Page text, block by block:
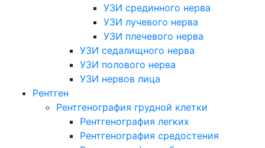
УЗИ срединного нерва
УЗИ лучевого нерва
УЗИ плечевого нерва
УЗИ седалищного нерва
УЗИ полового нерва
УЗИ нервов лица
Рентген
Рентгенография грудной клетки
Рентгенография легких
Рентгенография средостения